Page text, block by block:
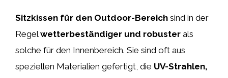
Sitzkissen für den Outdoor-Bereich sind in der
Regelwetterbeständiger und robuster als
solche für den Innenbereich. Sie sind oft aus
speziellen Materialien gefertigt, die UV-Strahlen,